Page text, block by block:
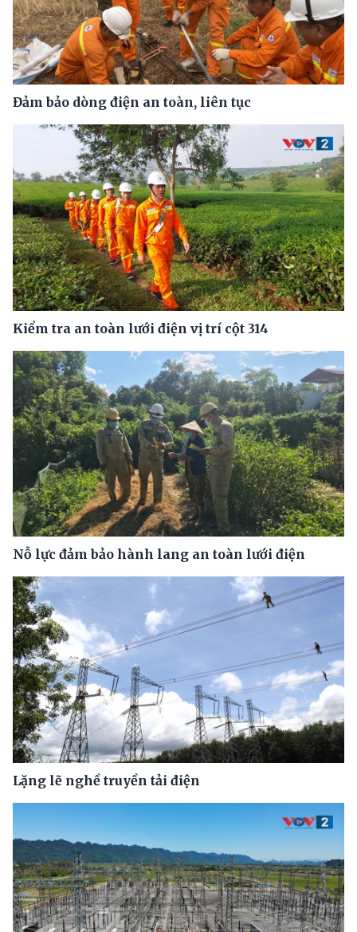
Đảm bảo dòng điện an toàn, liên tục
Kiểm tra an toàn lưới điện vị trí cột 314
Nỗ lực đảm bảo hành lang an toàn lưới điện
Lặng lẽ nghề truyền tải điện